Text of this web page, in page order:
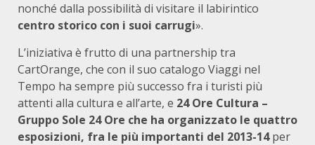
nonché dalla possibilità di visitare il labirintico
centro storico con i suoi carrugi».
L’iniziativa è frutto di una partnership tra
CartOrange, che con il suo catalogo Viaggi nel
Tempo ha sempre più successo fra i turisti più
attenti alla cultura e all’arte, e 24 Ore Cultura –
Gruppo Sole 24 Ore che ha organizzato le quattro
esposizioni, fra le più importanti del 2013-14per